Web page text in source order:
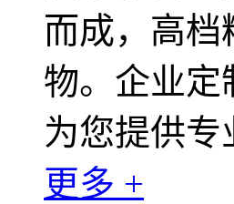
而成，高
物。企业定
为您提供
更多 +